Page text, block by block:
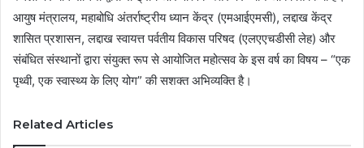
आयुष मंत्रालय, महाबोधि अंतर्राष्ट्रीय ध्यान केंद्र (एमआईएमसी), लद्दाख केंद्र
शासित प्रशासन, लद्दाख स्वायत्त पर्वतीय विकास परिषद (एलएएचडीसी लेह) और
संबंधित संस्थानों द्वारा संयुक्त रूप से आयोजित महोत्सव के इस वर्ष का विषय – “एक
पृथ्वी, एक स्वास्थ्य के लिए योग” की सशक्त अभिव्यक्ति है।
Related Articles